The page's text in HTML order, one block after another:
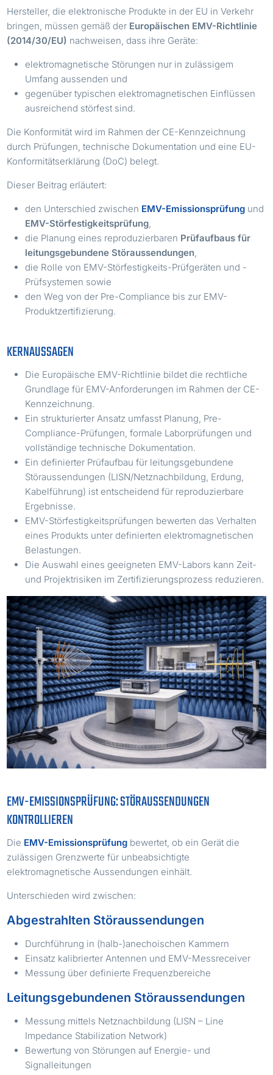
Hersteller, die elektronische Produkte in der EU in Verkehr
bringen, müssen gemäß der Europäischen EMV-Richtlinie
(2014/30/EU) nachweisen, dass ihre Geräte:
elektromagnetische Störungen nur in zulässigem
Umfang aussenden und
gegenüber typischen elektromagnetischen Einflüssen
ausreichend störfest sind.
Die Konformität wird im Rahmen der CE-Kennzeichnung
durch Prüfungen, technische Dokumentation und eine EU-
Konformitätserklärung (DoC) belegt.
Dieser Beitrag erläutert:
den Unterschied zwischen EMV-Emissionsprüfung und
EMV-Störfestigkeitsprüfung
die Planung eines reproduzierbaren Prüfaufbaus für
leitungsgebundene Störaussendungen
die Rolle von EMV-Störfestigkeits-Prüfgeräten und -
Prüfsystemen sowie
den Weg von der Pre-Compliance bis zur EMV-
Produktzertifizierung.
KERNAUSSAGEN
Die Europäische EMV-Richtlinie bildet die rechtliche
Grundlage für EMV-Anforderungen im Rahmen der CE-
Kennzeichnung.
Ein strukturierter Ansatz umfasst Planung, Pre-
Compliance-Prüfungen, formale Laborprüfungen und
vollständige technische Dokumentation.
Ein definierter Prüfaufbau für leitungsgebundene
Störaussendungen (LISN/Netznachbildung, Erdung,
Kabelführung) ist entscheidend für reproduzierbare
Ergebnisse.
EMV-Störfestigkeitsprüfungen bewerten das Verhalten
eines Produkts unter definierten elektromagnetischen
Belastungen.
Die Auswahl eines geeigneten EMV-Labors kann Zeit-
und Projektrisiken im Zertifizierungsprozess reduzieren.
EMV-EMISSIONSPRÜFUNG: STÖRAUSSENDUNGEN
KONTROLLIEREN
Die EMV-Emissionsprüfung bewertet, ob ein Gerät die
zulässigen Grenzwerte für unbeabsichtigte
elektromagnetische Aussendungen einhält.
Unterschieden wird zwischen:
Abgestrahlten Störaussendungen
Durchführung in (halb-)anechoischen Kammern
Einsatz kalibrierter Antennen und EMV-Messreceiver
Messung über definierte Frequenzbereiche
Leitungsgebundenen Störaussendungen
Messung mittels Netznachbildung (LISN – Line
Impedance Stabilization Network)
Bewertung von Störungen auf Energie- und
Signalleitungen